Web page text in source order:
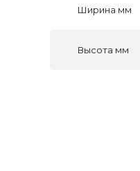
Ширина мм
Высота мм